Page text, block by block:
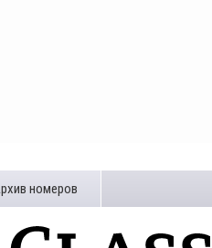
номеров